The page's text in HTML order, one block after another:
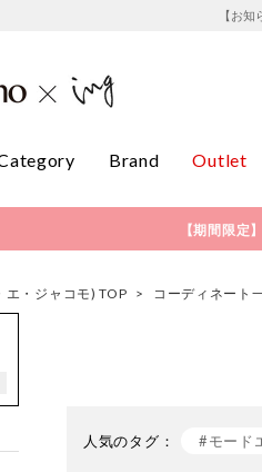
【お
Brand Outlet
【期間限定
・ジャコモ) TOP > コーディネート
人気のタグ： #モード